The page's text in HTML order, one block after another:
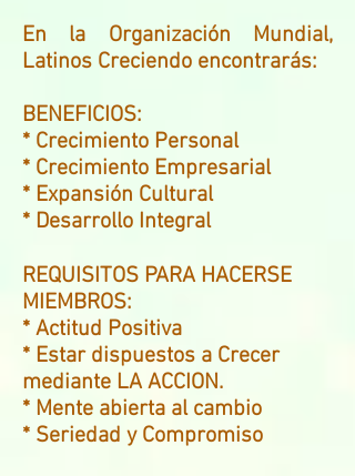
En la Organización Mundial,
Latinos Creciendo encontrarás:
BENEFICIOS:
* Crecimiento Personal
* Crecimiento Empresarial
* Expansión Cultural
* Desarrollo Integral
REQUISITOS PARA HACERSE
MIEMBROS:
* Actitud Positiva
* Estar dispuestos a Crecer
mediante LA ACCION.
* Mente abierta al cambio
* Seriedad y Compromiso